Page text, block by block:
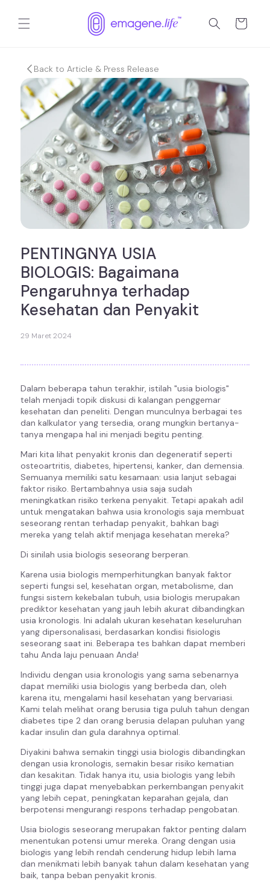
konten
Keranjang
Back to Article & Press Release
PENTINGNYA USIA
BIOLOGIS: Bagaimana
Pengaruhnya terhadap
Kesehatan dan Penyakit
29 Maret 2024
Dalam beberapa tahun terakhir, istilah "usia biologis"
telah menjadi topik diskusi di kalangan penggemar
kesehatan dan peneliti. Dengan munculnya berbagai tes
dan kalkulator yang tersedia, orang mungkin bertanya-
tanya mengapa hal ini menjadi begitu penting.
Mari kita lihat penyakit kronis dan degeneratif seperti
osteoartritis, diabetes, hipertensi, kanker, dan demensia.
Semuanya memiliki satu kesamaan: usia lanjut sebagai
faktor risiko. Bertambahnya usia saja sudah
meningkatkan risiko terkena penyakit. Tetapi apakah adil
untuk mengatakan bahwa usia kronologis saja membuat
seseorang rentan terhadap penyakit, bahkan bagi
mereka yang telah aktif menjaga kesehatan mereka?
Di sinilah usia biologis seseorang berperan.
Karena usia biologis memperhitungkan banyak faktor
seperti fungsi sel, kesehatan organ, metabolisme, dan
fungsi sistem kekebalan tubuh, usia biologis merupakan
prediktor kesehatan yang jauh lebih akurat dibandingkan
usia kronologis. Ini adalah ukuran kesehatan keseluruhan
yang dipersonalisasi, berdasarkan kondisi fisiologis
seseorang saat ini. Beberapa tes bahkan dapat memberi
tahu Anda laju penuaan Anda!
Individu dengan usia kronologis yang sama sebenarnya
dapat memiliki usia biologis yang berbeda dan, oleh
karena itu, mengalami hasil kesehatan yang bervariasi.
Kami telah melihat orang berusia tiga puluh tahun dengan
diabetes tipe 2 dan orang berusia delapan puluhan yang
kadar insulin dan gula darahnya optimal.
Diyakini bahwa semakin tinggi usia biologis dibandingkan
dengan usia kronologis, semakin besar risiko kematian
dan kesakitan. Tidak hanya itu, usia biologis yang lebih
tinggi juga dapat menyebabkan perkembangan penyakit
yang lebih cepat, peningkatan keparahan gejala, dan
berpotensi mengurangi respons terhadap pengobatan.
Usia biologis seseorang merupakan faktor penting dalam
menentukan potensi umur mereka. Orang dengan usia
biologis yang lebih rendah cenderung hidup lebih lama
dan menikmati lebih banyak tahun dalam kesehatan yang
baik, tanpa beban penyakit kronis.